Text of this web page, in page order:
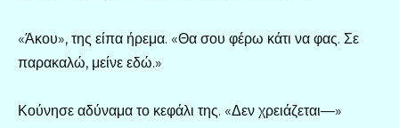
«Άκου», της είπα ήρεμα. «Θα σου φέρω κάτι να φας. Σε
παρακαλώ, μείνε εδώ.»
Κούνησε αδύναμα το κεφάλι της. «Δεν χρειάζεται—»